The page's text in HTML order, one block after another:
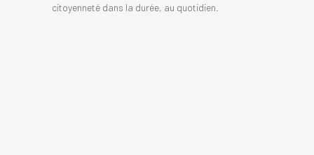
citoyenneté dans la durée, au quotidien.